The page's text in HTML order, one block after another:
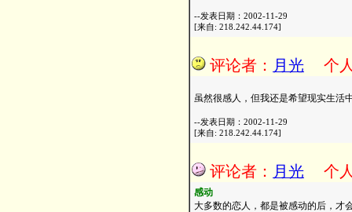
--发表日期：2002-11-29
[来自: 218.242.44.174]
评论者： 月光 个
虽然很感人，但我还是希望现实生活
--发表日期：2002-11-29
[来自: 218.242.44.174]
评论者： 月光 个
感动
大多数的恋人，都是被感动的后，才